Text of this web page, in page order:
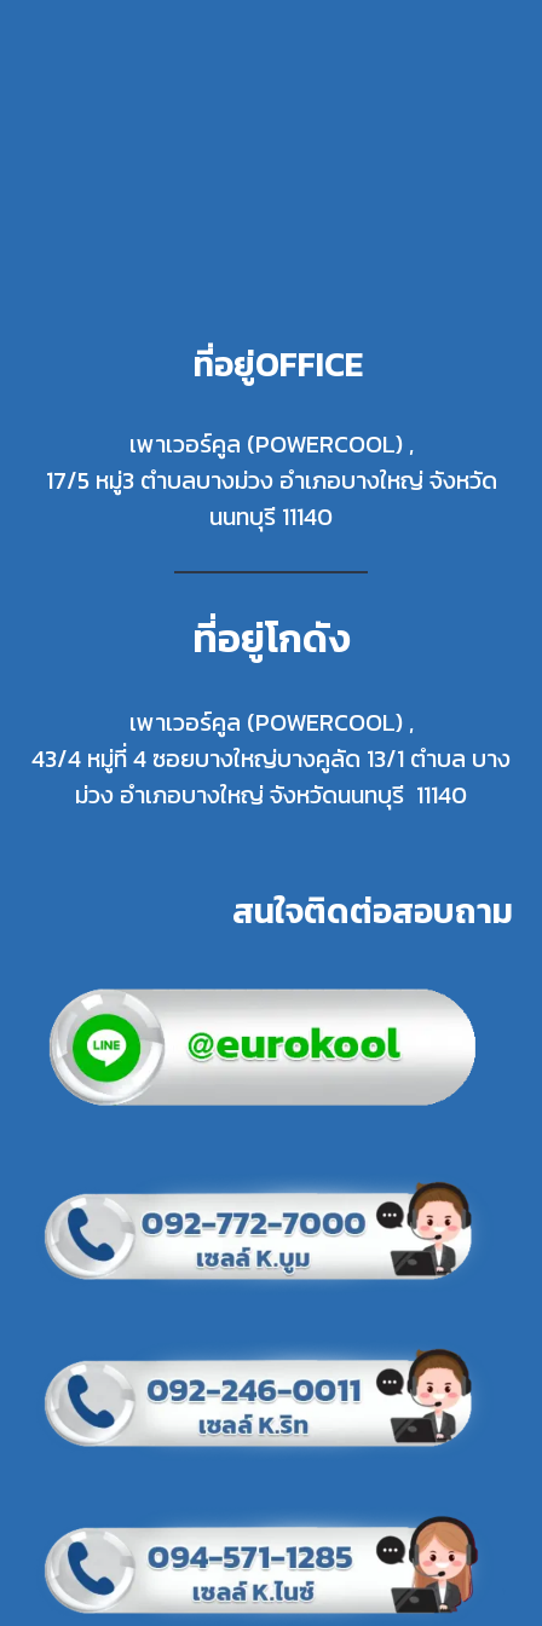
ที่อยู่OFFICE
เพาเวอร์คูล (POWERCOOL) ,
17/5 หมู่3 ตำบลบางม่วง อำเภอบางใหญ่ จังหวัด
นนทบุรี 11140
ที่อยู่โกดัง
เพาเวอร์คูล (POWERCOOL) ,
43/4 หมู่ที่ 4 ซอยบางใหญ่บางคูลัด 13/1 ตำบล บาง
ม่วง อำเภอบางใหญ่ จังหวัดนนทบุรี 11140
สนใจติดต่อสอบถาม